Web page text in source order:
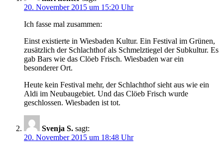
20. November 2015 um 15:20 Uhr
Ich fasse mal zusammen:
Einst existierte in Wiesbaden Kultur. Ein Festival im Grünen,
zusätzlich der Schlachthof als Schmelztiegel der Subkultur. Es
gab Bars wie das Clöeb Frisch. Wiesbaden war ein
besonderer Ort.
Heute kein Festival mehr, der Schlachthof sieht aus wie ein
Aldi im Neubaugebiet. Und das Clöeb Frisch wurde
geschlossen. Wiesbaden ist tot.
Svenja S. sagt:
20. November 2015 um 18:48 Uhr